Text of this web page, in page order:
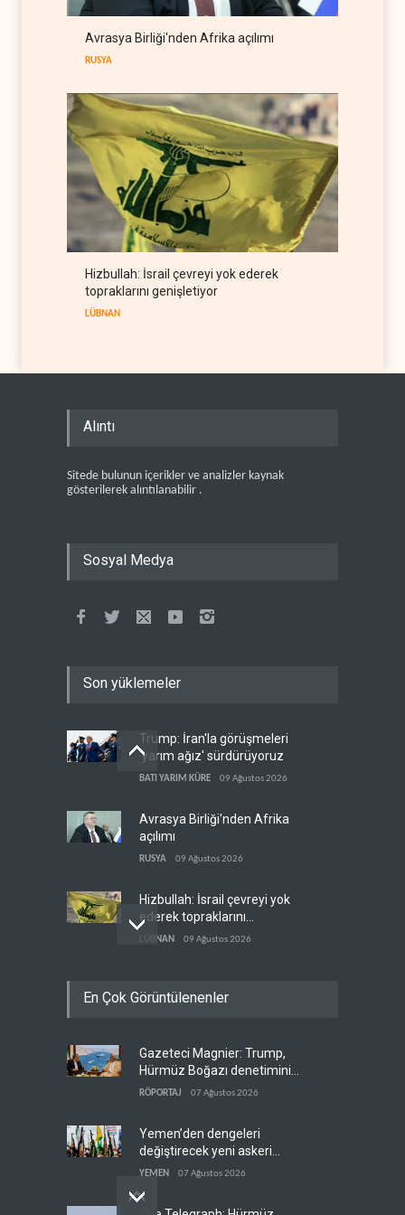
HTŞ-Rusya anlaşması
Avrasya Birliği'nden Afrika açılımı
RUSYA
Hizbullah: İsrail çevreyi yok ederek
topraklarını genişletiyor
LÜBNAN
Alıntı
Sitede bulunun içerikler ve analizler kaynak
gösterilerek alıntılanabilir .
Sosyal Medya
Son yüklemeler
Trump: İran'la görüşmeleri
'yarım ağız' sürdürüyoruz
BATI YARIM KÜRE 09 Ağustos 2026
Avrasya Birliği'nden Afrika
açılımı
RUSYA 09 Ağustos 2026
Hizbullah: İsrail çevreyi yok
ederek topraklarını
genişletiyor
LÜBNAN 09 Ağustos 2026
Muhsin Rızai'ye yeni görev
Hamas arabuluculardan
İsrail'e baskı yapmasını
istedi
09 Ağustos 2026
En Çok Görüntülenenler
Gazeteci Magnier: Trump,
Hürmüz Boğazı denetimini
doğrudan İran ve Umman'a
RÖPORTAJ 07 Ağustos 2026
Yemen’den dengeleri
değiştirecek yeni askeri
denklem
YEMEN 07 Ağustos 2026